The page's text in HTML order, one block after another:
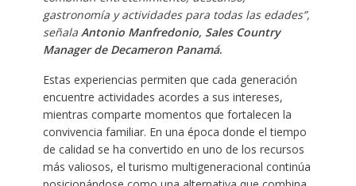
gastronomía y actividades para todas las edades”,
señala Antonio Manfredonio, Sales Country
Manager de Decameron Panamá.
Estas experiencias permiten que cada generación
encuentre actividades acordes a sus intereses,
mientras comparte momentos que fortalecen la
convivencia familiar. En una época donde el tiempo
de calidad se ha convertido en uno de los recursos
más valiosos, el turismo multigeneracional continúa